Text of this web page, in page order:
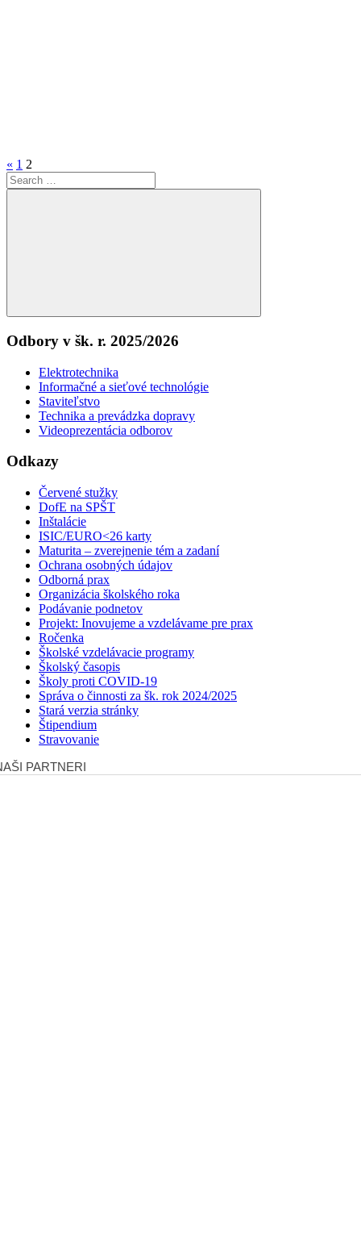
Stránkovanie
príspevkov
« Previous
Posts
1 2
Search
for:
Search
Odbory v šk. r. 2025/2026
Elektrotechnika
Informačné a sieťové technológie
Staviteľstvo
Technika a prevádzka dopravy
Videoprezentácia odborov
Odkazy
Červené stužky
DofE na SPŠT
Inštalácie
ISIC/EURO<26 karty
Maturita – zverejnenie tém a zadaní
Ochrana osobných údajov
Odborná prax
Organizácia školského roka
Podávanie podnetov
Projekt: Inovujeme a vzdelávame pre prax
Ročenka
Školské vzdelávacie programy
Školský časopis
Školy proti COVID-19
Správa o činnosti za šk. rok 2024/2025
Stará verzia stránky
Štipendium
Stravovanie